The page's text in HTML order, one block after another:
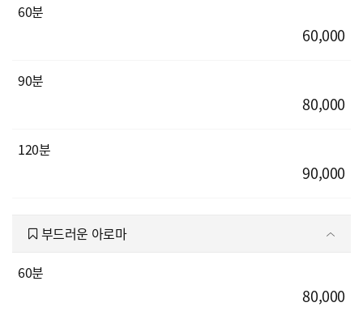
60분
60,000
90분
80,000
120분
90,000
부드러운 아로마
60분
80,000